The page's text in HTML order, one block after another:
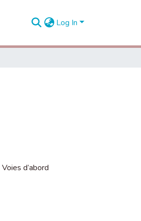
Log In
Voies d’abord